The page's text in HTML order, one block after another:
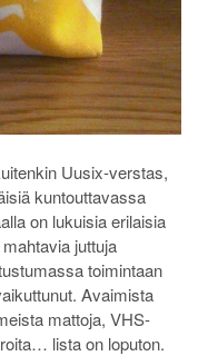
Uusix-verstas,
kuntouttavassa
on lukuisia erilaisia
juttuja
toimintaan
Avaimista
mattoja, VHS-
lista on loputon.